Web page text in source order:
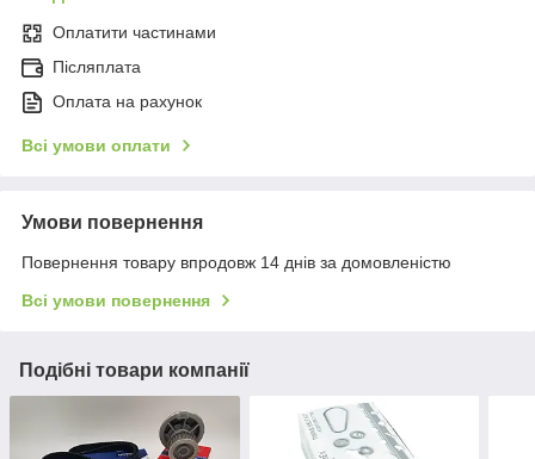
Оплатити частинами
Післяплата
Оплата на рахунок
Всі умови оплати
Умови повернення
Повернення товару впродовж 14 днів за домовленістю
Всі умови повернення
Подібні товари компанії